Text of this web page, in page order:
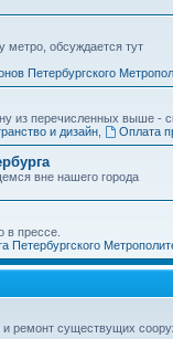
метро, обсуждается тут
Петербургского
из перечисленных выше -
и дизайн, Оплата
вне нашего города
в прессе.
Петербургского
ремонт существущих